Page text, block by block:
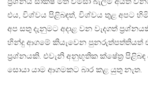
ප‍්‍රශ්නය සාක්ෂි මත විමසා බැලීම අයත්
එය, විශ්වය පිළිබඳත්, විශ්වය තුළ අපට
අප සතු දැනුමට අදාළ වන වැදගත්
හින්දු ආගමේ කියැවෙන පුනරුත්පත්තියත්
ප‍්‍රශ්නයකි. එවැනි අනුභූතික ක්ෂේත‍්‍ර පිළිබඳ
සොයා යාම ආගමකට බාර කළ යුතු නැත.